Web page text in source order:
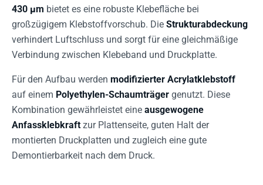
430 µm bietet es eine robuste Klebefläche bei
großzügigem Klebstoffvorschub. Die Strukturabdeckung
verhindert Luftschluss und sorgt für eine gleichmäßige
Verbindung zwischen Klebeband und Druckplatte.
Für den Aufbau werden modifizierter Acrylatklebstoff
auf einem Polyethylen-Schaumträger genutzt. Diese
Kombination gewährleistet eine ausgewogene
Anfassklebkraft zur Plattenseite, guten Halt der
montierten Druckplatten und zugleich eine gute
Demontierbarkeit nach dem Druck.